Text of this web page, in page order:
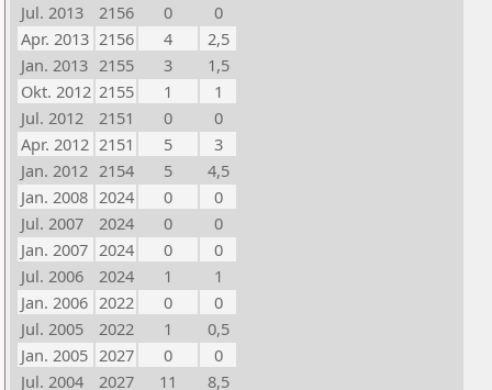
Jul. 2013
2156 0
0
Apr. 2013 2156 4
2,5
Jan. 2013 2155 3
1,5
Okt. 2012 2155 1
1
Jul. 2012
2151 0
0
Apr. 2012 2151 5
3
Jan. 2012 2154 5
4,5
Jan. 2008 2024 0
0
Jul. 2007
2024 0
0
Jan. 2007 2024 0
0
Jul. 2006
2024 1
1
Jan. 2006 2022 0
0
Jul. 2005
2022 1
0,5
Jan. 2005 2027 0
0
Jul. 2004
2027 11 8,5